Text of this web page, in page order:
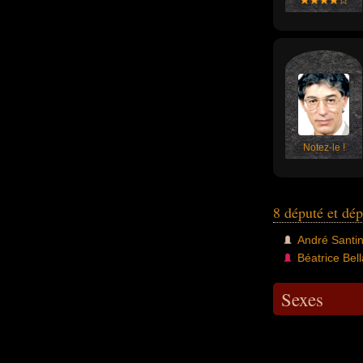
Notez-le !
8 député et
André
Béatrice
Sexes